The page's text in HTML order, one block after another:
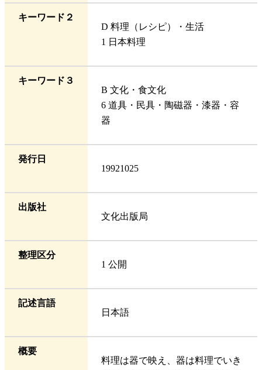
キーワード２
D 料理（レシピ）・生活
1 日本料理
キーワード３
B 文化・食文化
6 道具・民具・陶磁器・漆器・容
器
発行日
19921025
出版社
文化出版局
整理区分
1 公開
記述言語
日本語
概要
料理は器で映え、器は料理でいき